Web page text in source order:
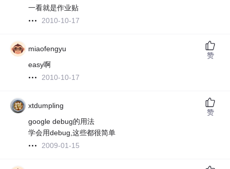
一看就是作业贴
2010-10-17
miaofengyu
easy啊
2010-10-17
赞
xtdumpling
google debug的用法
学会用debug,这些都很简单
2009-01-15
赞